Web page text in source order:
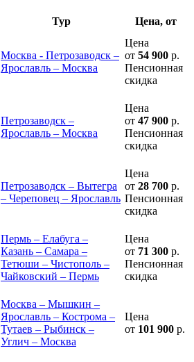
Тур
Цена, от
Москва - Петрозаводск –
Ярославль – Москва
Цена
от 54 900 р.
Пенсионная
скидка
Петрозаводск –
Ярославль – Москва
Цена
от 47 900 р.
Пенсионная
скидка
Петрозаводск – Вытегра
– Череповец – Ярославль
Цена
от 28 700 р.
Пенсионная
скидка
Пермь – Елабуга –
Казань – Самара –
Тетюши – Чистополь –
Чайковский – Пермь
Цена
от 71 300 р.
Пенсионная
скидка
Москва – Мышкин –
Ярославль – Кострома –
Тутаев – Рыбинск –
Углич – Москва
Цена
от 101 900 р.